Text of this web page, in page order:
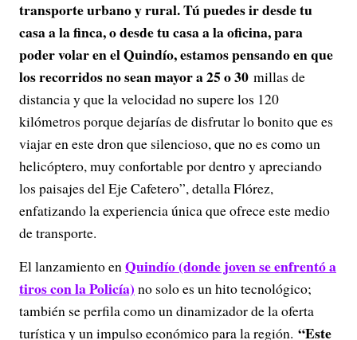
transporte urbano y rural. Tú puedes ir desde tu
casa a la finca, o desde tu casa a la oficina, para
poder volar en el Quindío, estamos pensando en que
los recorridos no sean mayor a 25 o 30 millas de
distancia y que la velocidad no supere los 120
kilómetros porque dejarías de disfrutar lo bonito que es
viajar en este dron que silencioso, que no es como un
helicóptero, muy confortable por dentro y apreciando
los paisajes del Eje Cafetero”, detalla Flórez,
enfatizando la experiencia única que ofrece este medio
de transporte.
El lanzamiento enQuindío (donde joven se enfrentó a
tiros con la Policía) no solo es un hito tecnológico;
también se perfila como un dinamizador de la oferta
turística y un impulso económico para la región. “Este